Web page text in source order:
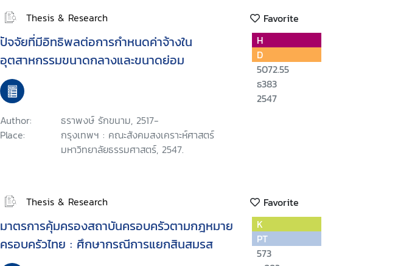
Thesis & Research Favorite
ปัจจัยที่มีอิทธิพลต่อการกำหนดค่าจ้างใน
อุตสาหกรรมขนาดกลางและขนาดย่อม
Author:
ธราพงษ์ รักขนาม, 2517-
Place:
กรุงเทพฯ : คณะสังคมสงเคราะห์ศาสตร์
มหาวิทยาลัยธรรมศาสตร์, 2547.
H
D
5072.55
ธ383
2547
Thesis & Research Favorite
มาตรการคุ้มครองสถาบันครอบครัวตามกฎหมาย
ครอบครัวไทย : ศึกษากรณีการแยกสินสมรส
K
PT
573